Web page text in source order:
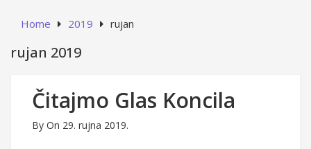
Home 2019 rujan
rujan 2019
Čitajmo Glas Koncila
By On 29. rujna 2019.